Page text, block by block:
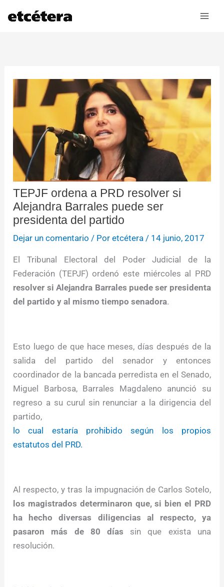
TEPJF ordena a PRD resolver si
Alejandra Barrales puede ser
presidenta del partido
Dejar un comentario / Poretcétera / 14 junio, 2017
El Tribunal Electoral del Poder Judicial de la
Federación (TEPJF) ordenó este miércoles al PRD
resolver si Alejandra Barrales puede ser presidenta
del partido y al mismo tiempo senadora.
Esto luego de que hace meses, días después de la
salida del partido del senador y entonces
coordinador de la bancada perredista en el Senado,
Miguel Barbosa, Barrales Magdaleno anunció su
regreso a su curul sin renunciar a la dirigencia del
partido,
lo cual estaría prohibido según los propios
estatutos del PRD.
Al respecto, y tras la impugnación de Carlos Sotelo,
los magistrados determinaron que, si bien el PRD
ha hecho diversas diligencias al respecto, ya
pasaron más de 80 días sin que exista una
resolución.